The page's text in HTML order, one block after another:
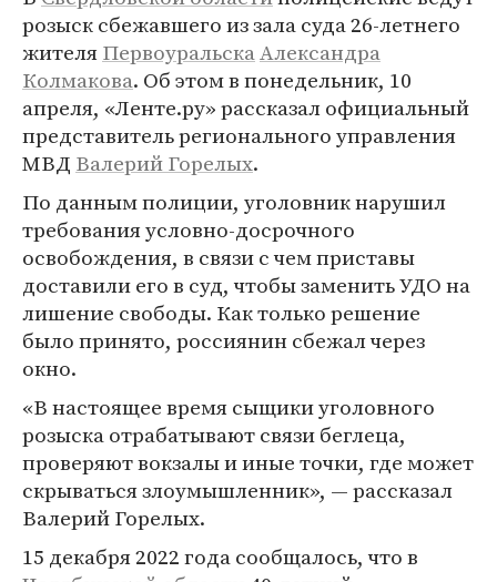
розыск сбежавшего из зала суда 26-летнего
жителяПервоуральскаАлександра
Колмакова. Об этом в понедельник, 10
апреля, «Ленте.ру» рассказал официальный
представитель регионального управления
МВД Валерий Горелых.
По данным полиции, уголовник нарушил
требования условно-досрочного
освобождения, в связи с чем приставы
доставили его в суд, чтобы заменить УДО на
лишение свободы. Как только решение
было принято, россиянин сбежал через
окно.
«В настоящее время сыщики уголовного
розыска отрабатывают связи беглеца,
проверяют вокзалы и иные точки, где может
скрываться злоумышленник», — рассказал
Валерий Горелых.
15 декабря 2022 года сообщалось, что в